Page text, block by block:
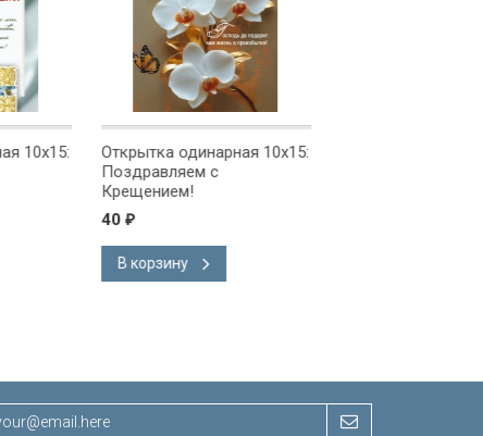
10x15:
Открытка одинарная 10x15:
Поздравляем с
Крещением!
40 ₽
В корзину